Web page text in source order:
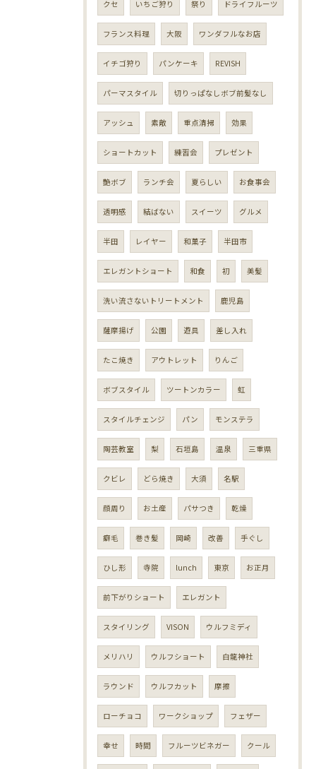
クセ いちご狩り 祭り ドライフルーツ
フランス料理 大阪 ワンダフルなお店
イチゴ狩り パンケーキ REVISH
パーマスタイル 切りっぱなしボブ前髪なし
アッシュ 素敵 重点清掃 効果
ショートカット 練習会 プレゼント
艶ボブ ランチ会 夏らしい お食事会
透明感 結ばない スイーツ グルメ
半田 レイヤー 和菓子 半田市
エレガントショート 和食 初 美髪
洗い流さないトリートメント 鹿児島
薩摩揚げ 公園 遊具 差し入れ
たこ焼き アウトレット りんご
ボブスタイル ツートンカラー 虹
スタイルチェンジ パン モンステラ
陶芸教室 梨 石垣島 温泉 三重県
クビレ どら焼き 大須 名駅
顔周り お土産 パサつき 乾燥
癖毛 巻き髪 岡崎 改善 手ぐし
ひし形 寺院 lunch 東京 お正月
前下がりショート エレガント
スタイリング VISON ウルフミディ
メリハリ ウルフショート 白龍神社
ラウンド ウルフカット 摩擦
ローチョコ ワークショップ フェザー
幸せ 時間 フルーツビネガー クール